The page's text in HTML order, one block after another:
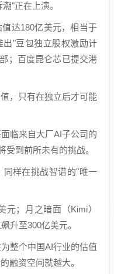
"正在上演。
达180亿美元，相当于
出"豆包独立股权激励计
；百度昆仑芯已提交港
，只有在独立后才可能
临来自大厂AI子公司的
受到前所未有的挑战。
同样在挑战智谱的"唯一
元；月之暗面（Kimi）
升至300亿美元。
整个中国AI行业的估值
融资空间就越大。